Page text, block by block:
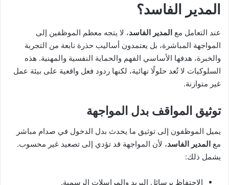
المدير الفاسد؟
عند التعامل مع المدير الفاسد، لا يتجه معظم الموظفين إلى
المواجهة المباشرة، بل يعتمدون أساليب حذرة نابعة من التجربة
والخبرة، هدفها الأساسي الفهم والحماية النفسية والمهنية. هذه
السلوكيات لا تُعد حلولًا نهائية، لكنها ردود فعل واقعية على بيئة عمل
غير متوازنة.
توثيق المواقف بدل المواجهة
يميل الموظفون إلى توثيق ما يحدث بدل الدخول في صدام مباشر
مع المدير الفاسد، لأن المواجهة قد تؤدي إلى تصعيد غير محسوب.
يشمل ذلك:
الاحتفاظ برسائل البريد والمراسلات الرسمية.